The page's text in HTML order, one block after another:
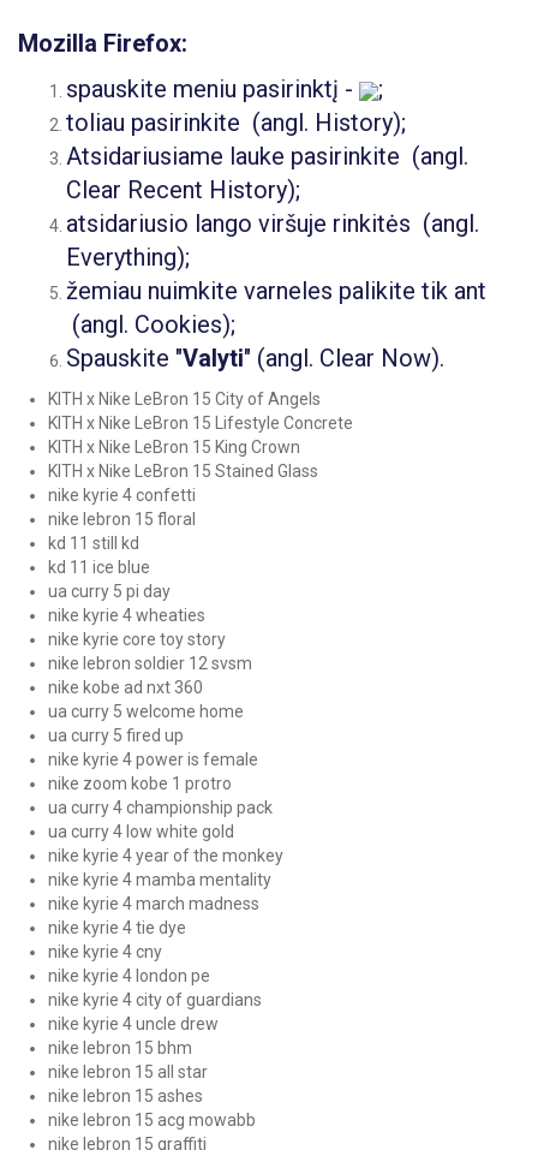
Mozilla Firefox:
spauskite meniu pasirinktį -
;
toliau pasirinkite (angl. History);
Atsidariusiame lauke pasirinkite (angl.
Clear Recent History);
atsidariusio lango viršuje rinkitės (angl.
Everything);
žemiau nuimkite varneles palikite tik ant
(angl. Cookies);
Spauskite "Valyti" (angl. Clear Now).
KITH x Nike LeBron 15 City of Angels
KITH x Nike LeBron 15 Lifestyle Concrete
KITH x Nike LeBron 15 King Crown
KITH x Nike LeBron 15 Stained Glass
nike kyrie 4 confetti
nike lebron 15 floral
kd 11 still kd
kd 11 ice blue
ua curry 5 pi day
nike kyrie 4 wheaties
nike kyrie core toy story
nike lebron soldier 12 svsm
nike kobe ad nxt 360
ua curry 5 welcome home
ua curry 5 fired up
nike kyrie 4 power is female
nike zoom kobe 1 protro
ua curry 4 championship pack
ua curry 4 low white gold
nike kyrie 4 year of the monkey
nike kyrie 4 mamba mentality
nike kyrie 4 march madness
nike kyrie 4 tie dye
nike kyrie 4 cny
nike kyrie 4 london pe
nike kyrie 4 city of guardians
nike kyrie 4 uncle drew
nike lebron 15 bhm
nike lebron 15 all star
nike lebron 15 ashes
nike lebron 15 acg mowabb
nike lebron 15 graffiti